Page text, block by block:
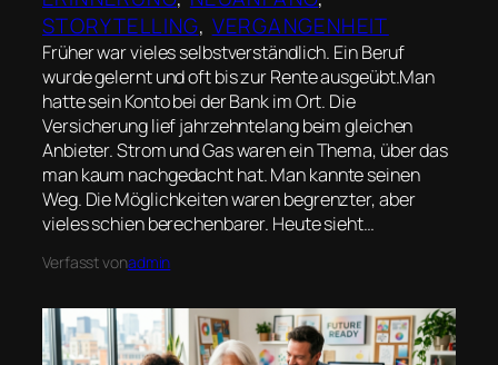
STORYTELLING, VERGANGENHEIT
Früher war vieles selbstverständlich. Ein Beruf
wurde gelernt und oft bis zur Rente ausgeübt.Man
hatte sein Konto bei der Bank im Ort. Die
Versicherung lief jahrzehntelang beim gleichen
Anbieter. Strom und Gas waren ein Thema, über das
man kaum nachgedacht hat. Man kannte seinen
Weg. Die Möglichkeiten waren begrenzter, aber
vieles schien berechenbarer. Heute sieht…
Verfasst vonadmin